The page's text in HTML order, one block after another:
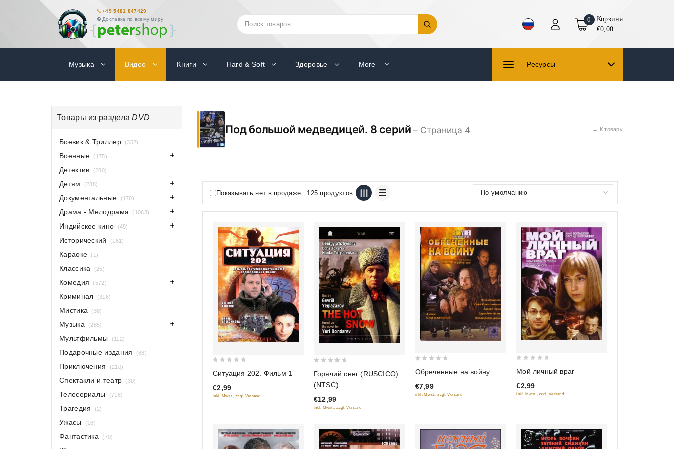
+49 5481 847429
Доставка по всему миру
Искать: 0
Корзина
€0,00
Музыка Видео Книги Hard & Soft Здоровье More Ресурсы
Под большой медведицей. 8 серий – Страница 4 ← К товару
Показывать нет в продаже 125 продуктов
of
5
Ситуация 202. Фильм 1
€2,99
inkl. Mwst., zzgl. Versand
out
of
5
Горячий снег (RUSCICO)
(NTSC)
€12,99
inkl. Mwst., zzgl. Versand
out
of
5
Обреченные на войну
€7,99
inkl. Mwst., zzgl. Versand
of
5
Мой личный враг
€2,99
inkl. Mwst., zzgl. Versand
Товары из разделаDVD
Боевик & Триллер (352)
Военные (175)
Детектив (280)
Детям (238)
Документальные (170)
Драма - Мелодрама (1063)
Индийское кино (49)
Исторический (161)
Караоке (1)
Классика (25)
Комедия (572)
Криминал (316)
Мистика (38)
Музыка (285)
Мультфильмы (112)
Подарочные издания (68)
Приключения (210)
Спектакли и театр (30)
Телесериалы (716)
Трагедия (2)
Ужасы (16)
Фантастика (70)